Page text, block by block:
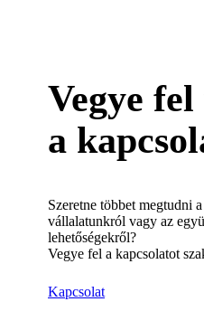
Vegye
a
Szeretne többet megtudni
vállalatunkról vagy az
lehetőségekről?
Vegye fel a kapcsolatot
Kapcsolat